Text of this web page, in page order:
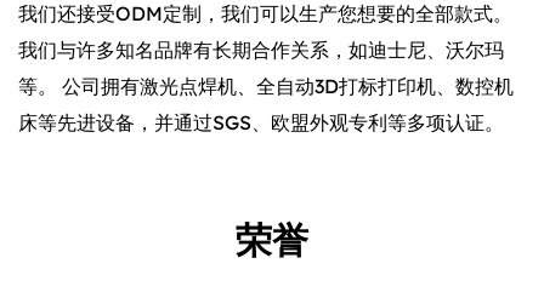
我们还接受ODM定制，我们可以生产您想要的全部款式。
我们与许多知名品牌有长期合作关系，如迪士尼、沃尔玛
等。 公司拥有激光点焊机、全自动3D打标打印机、数控机
床等先进设备，并通过SGS、欧盟外观专利等多项认证。
荣誉